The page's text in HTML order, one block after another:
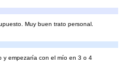
Muy buen trato personal.
y empezaría con el mío en 3 o 4